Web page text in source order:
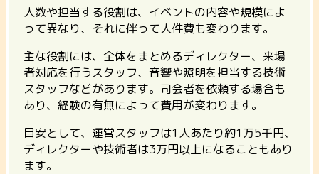
人数や担当する役割は、イベントの内容や規模によ
って異なり、それに伴って人件費も変わります。
主な役割には、全体をまとめるディレクター、来場
者対応を行うスタッフ、音響や照明を担当する技術
スタッフなどがあります。司会者を依頼する場合も
あり、経験の有無によって費用が変わります。
目安として、 運営スタッフは1人あたり約1万5千円、
ディレクターや技術者は3万円以上になることもあり
ます。